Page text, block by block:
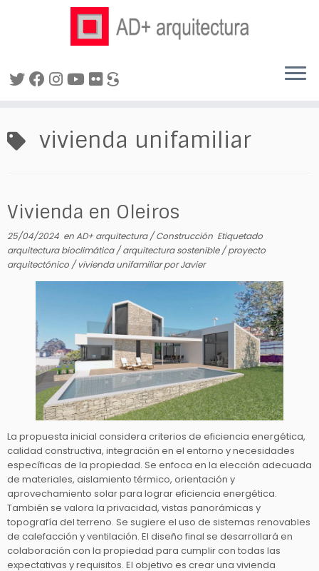
contenidovivienda unifamiliar
Vivienda en Oleiros
25/04/2024 enAD+ arquitectura/Construcción Etiquetado
arquitectura bioclimática/arquitectura sostenible/proyecto
arquitectónico /vivienda unifamiliarporJavier
La propuesta inicial considera criterios de eficiencia energética,
calidad constructiva, integración en el entorno y necesidades
específicas de la propiedad. Se enfoca en la elección adecuada
de materiales, aislamiento térmico, orientación y
aprovechamiento solar para lograr eficiencia energética.
También se valora la privacidad, vistas panorámicas y
topografía del terreno. Se sugiere el uso de sistemas renovables
de calefacción y ventilación. El diseño final se desarrollará en
colaboración con la propiedad para cumplir con todas las
expectativas y requisitos. El objetivo es crear una vivienda